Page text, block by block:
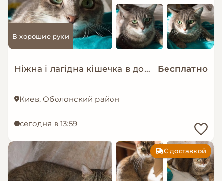
В хорошие руки
Ніжна і лагідна кішечка в добрі руки! Бесплатно
Киев, Оболонский район
сегодня в 13:59
С доставкой